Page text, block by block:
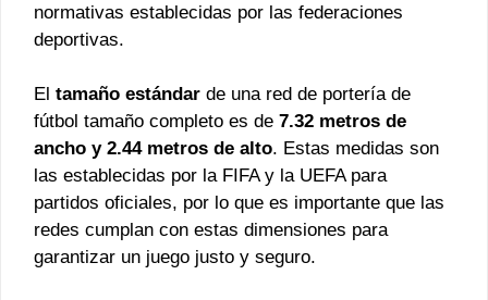
normativas establecidas por las federaciones
deportivas.
El tamaño estándar de una red de portería de
fútbol tamaño completo es de 7.32 metros de
ancho y 2.44 metros de alto. Estas medidas son
las establecidas por la FIFA y la UEFA para
partidos oficiales, por lo que es importante que las
redes cumplan con estas dimensiones para
garantizar un juego justo y seguro.